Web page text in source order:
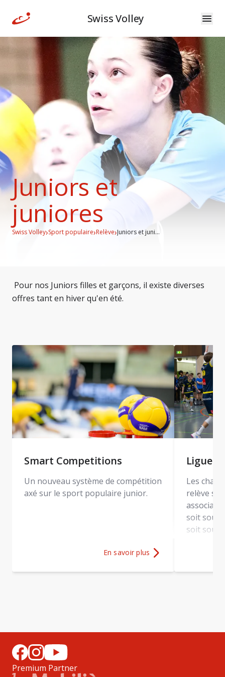
Swiss Volley
Juniors et
juniores
Swiss Volley›Sport populaire›Relève›Juniors et juni...
Pour nos Juniors filles et garçons, il existe diverses
offres tant en hiver qu'en été.
Smart Competitions
Un nouveau système de compétition
axé sur le sport populaire junior.
Plus d'informations sur
En savoir plus
Ligues
Les
relève
soit sous
soit sous
Premium Partner